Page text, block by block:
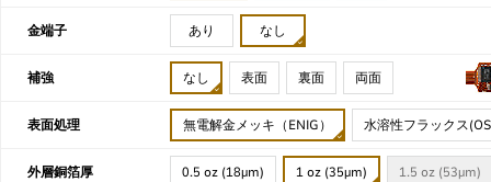
金端子 あり なし
補強 なし 表面 裏面 両面
表面処理 無電解金メッキ（ENIG） 水溶性フラックス
外層銅箔厚 0.5 oz (18µm) 1 oz (35µm) 1.5 oz (53µm)